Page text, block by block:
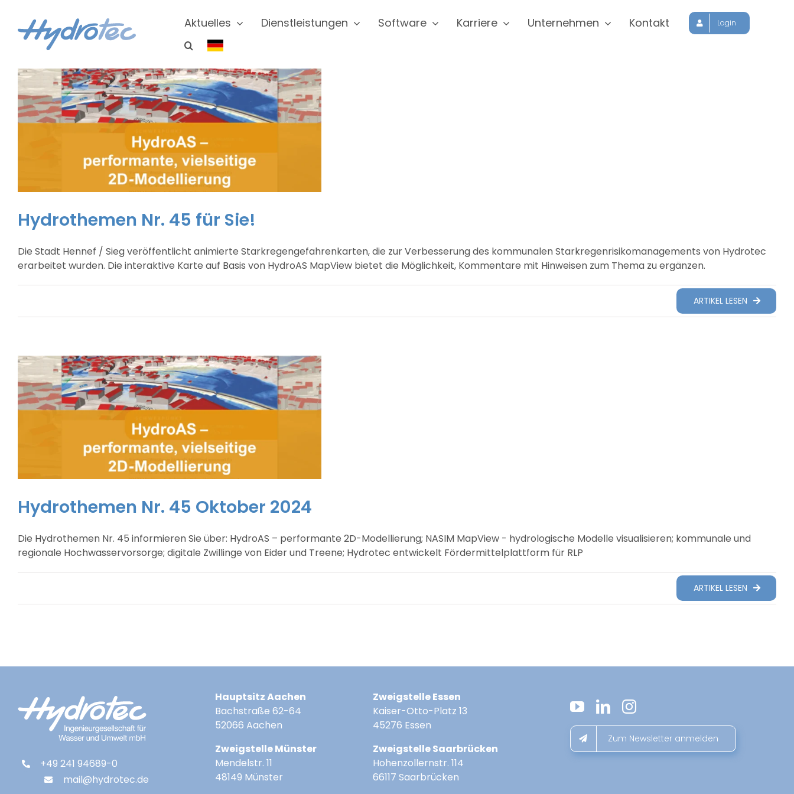
springen
Aktuelles Dienstleistungen Software Karriere Unternehmen Kontakt Login
Hydrothemen Nr. 45 für Sie!
Die Stadt Hennef / Sieg veröffentlicht animierte Starkregengefahrenkarten, die zur Verbesserung des kommunalen Starkregenrisikomanagements von Hydrotec
erarbeitet wurden. Die interaktive Karte auf Basis von HydroAS MapView bietet die Möglichkeit, Kommentare mit Hinweisen zum Thema zu ergänzen.
ARTIKEL LESEN
Hydrothemen Nr. 45 Oktober 2024
Die Hydrothemen Nr. 45 informieren Sie über: HydroAS – performante 2D-Modellierung; NASIM MapView - hydrologische Modelle visualisieren; kommunale und
regionale Hochwasservorsorge; digitale Zwillinge von Eider und Treene; Hydrotec entwickelt Fördermittelplattform für RLP
ARTIKEL LESEN
+49 241 94689-0
mail@hydrotec.de
Hauptsitz Aachen
Bachstraße 62-64
52066 Aachen
Zweigstelle Münster
Mendelstr. 11
48149 Münster
Zweigstelle Essen
Kaiser-Otto-Platz 13
45276 Essen
Zweigstelle Saarbrücken
Hohenzollernstr. 114
66117 Saarbrücken
Zum Newsletter anmelden